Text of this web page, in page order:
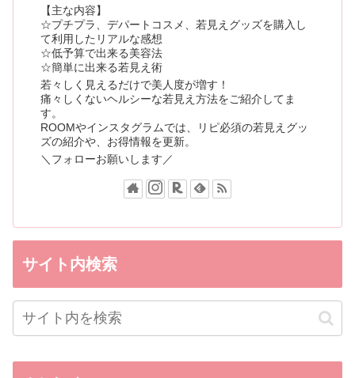
【主な内容】
☆プチプラ、デパートコスメ、若見えグッズを購入し
て利用したリアルな感想
☆低予算で出来る美容法
☆簡単に出来る若見え術
若々しく見えるだけで美人度が増す！
痛々しくないヘルシーな若見え方法をご紹介してま
す。
ROOMやインスタグラムでは、リピ必須の若見えグッ
ズの紹介や、お得情報を更新。
＼フォローお願いします／
サイト内検索